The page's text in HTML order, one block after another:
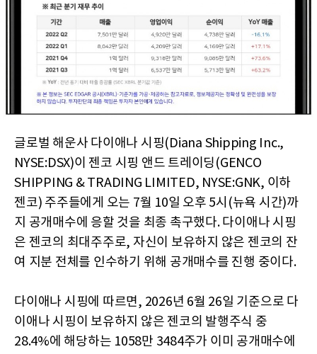
글로벌 해운사 다이애나 시핑(Diana Shipping Inc.,
NYSE:DSX)이 젠코 시핑 앤드 트레이딩(GENCO
SHIPPING & TRADING LIMITED, NYSE:GNK, 이하
젠코) 주주들에게 오는 7월 10일 오후 5시(뉴욕 시간)까
지 공개매수에 응할 것을 최종 촉구했다. 다이애나 시핑
은 젠코의 최대주주로, 자신이 보유하지 않은 젠코의 잔
여 지분 전체를 인수하기 위해 공개매수를 진행 중이다.
다이애나 시핑에 따르면, 2026년 6월 26일 기준으로 다
이애나 시핑이 보유하지 않은 젠코의 발행주식 중
28.4%에 해당하는 1058만 3484주가 이미 공개매수에